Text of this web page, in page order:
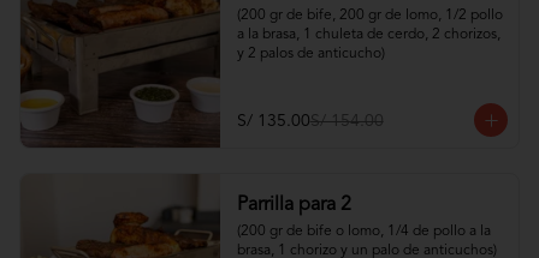
(200 gr de bife, 200 gr de lomo, 1/2 pollo
a la brasa, 1 chuleta de cerdo, 2 chorizos,
y 2 palos de anticucho)
S/ 135.00S/ 154.00
Parrilla para 2
(200 gr de bife o lomo, 1/4 de pollo a la
brasa, 1 chorizo y un palo de anticuchos)